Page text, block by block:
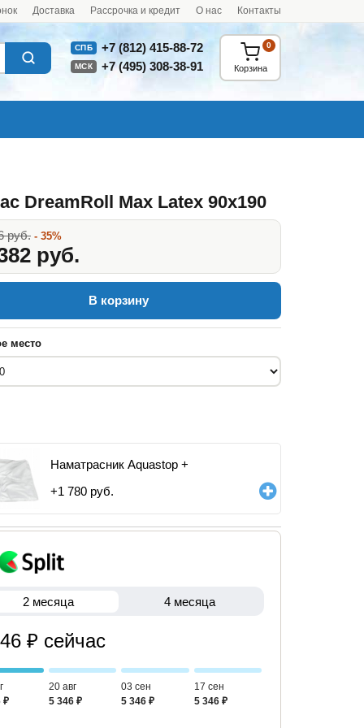
Доставка Рассрочка и кредит О нас Контакты
СПБ +7 (812) 415-88-72
МСК +7 (495) 308-38-91 Корзина
0
DreamRoll Max Latex 90x190
руб. - 35%
руб.
В корзину
место
Наматрасник Aquastop +
+1 780 руб.
2 месяца 4 месяца
₽ сейчас
₽
20 авг
5 346 ₽
03 сен
5 346 ₽
17 сен
5 346 ₽